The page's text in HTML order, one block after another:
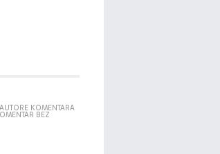
KOMENTARA
BEZ